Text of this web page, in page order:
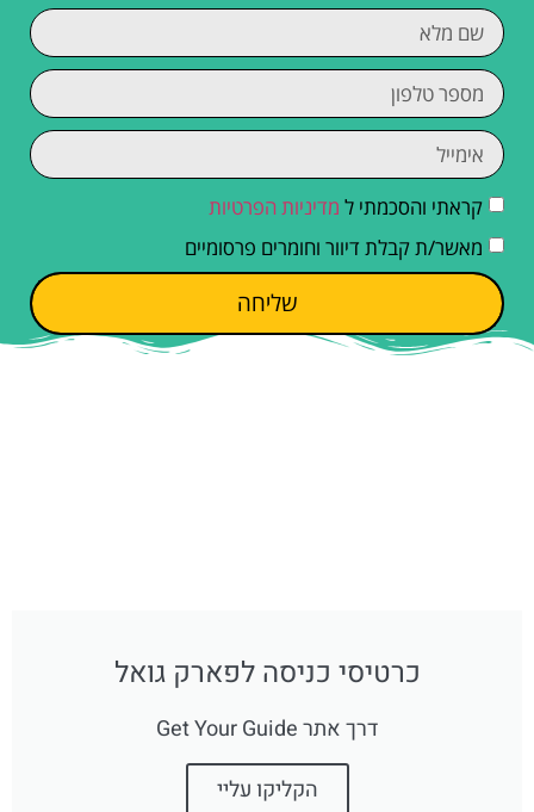
קראתי והסכמתי ל מדיניות הפרטיות
מאשר/ת קבלת דיוור וחומרים פרסומיים
שליחה
כרטיסי כניסה לפארק גואל
דרך אתר Get Your Guide
הקליקו עליי